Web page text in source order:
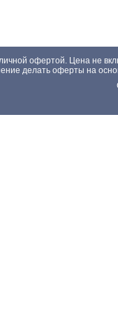
офертой. Цена не
делать оферты на